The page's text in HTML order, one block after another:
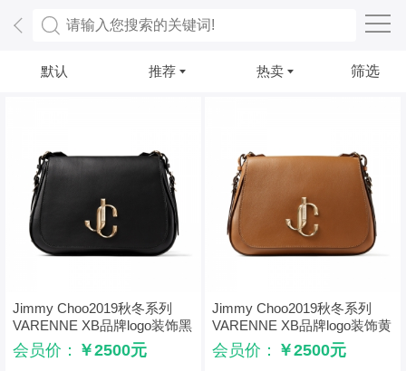
默认 推荐 热卖 筛选
Jimmy Choo2019秋冬系列
VARENNE XB品牌logo装饰黑
色牛皮单肩包
会员价： ￥2500元
Jimmy Choo2019秋冬系列
VARENNE XB品牌logo装饰黄
棕色牛皮单肩包
会员价： ￥2500元